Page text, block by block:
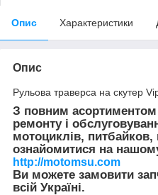
Опис Характеристики
Опис
Рульова траверса на скутер
З повним асортиментом
ремонту і
мотоциклів,
ознайомитися на
http://motomsu.com
Ви можете замовити
всій Україні.